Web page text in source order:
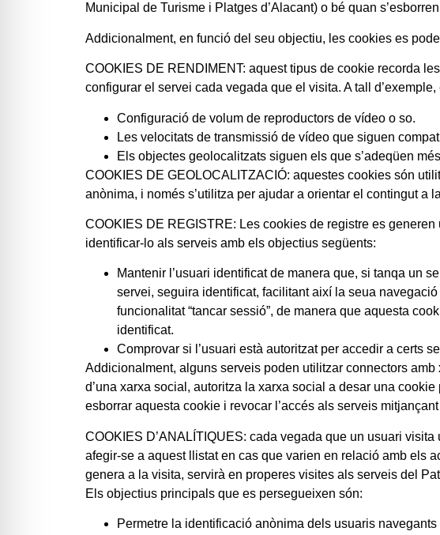
Municipal de Turisme i Platges d’Alacant) o bé quan
Addicionalment, en funció del seu objectiu, les cookies es
COOKIES DE RENDIMENT: aquest tipus de cookie recorda
configurar el servei cada vegada que el visita. A tall
Configuració de volum de reproductors de vídeo o so.
Les velocitats de transmissió de vídeo que siguen
Els objectes geolocalitzats siguen els que s’adeqüen
COOKIES DE GEOLOCALITZACIÓ: aquestes cookies són
anònima, i només s’utilitza per ajudar a orientar el contingut a
COOKIES DE REGISTRE: Les cookies de registre es generen
identificar-lo als serveis amb els objectius següents:
Mantenir l’usuari identificat de manera que, si tanqa un
servei, seguira identificat, facilitant així la seua
funcionalitat “tancar sessió”, de manera que aquesta
identificat.
Comprovar si l’usuari està autoritzat per accedir a certs
Addicionalment, alguns serveis poden utilitzar connectors
d’una xarxa social, autoritza la xarxa social a desar una
esborrar aquesta cookie i revocar l’accés als serveis
COOKIES D’ANALÍTIQUES: cada vegada que un usuari
afegir-se a aquest llistat en cas que varien en relació amb els
genera a la visita, servirà en properes visites als serveis del
Els objectius principals que es persegueixen són:
Permetre la identificació anònima dels usuaris